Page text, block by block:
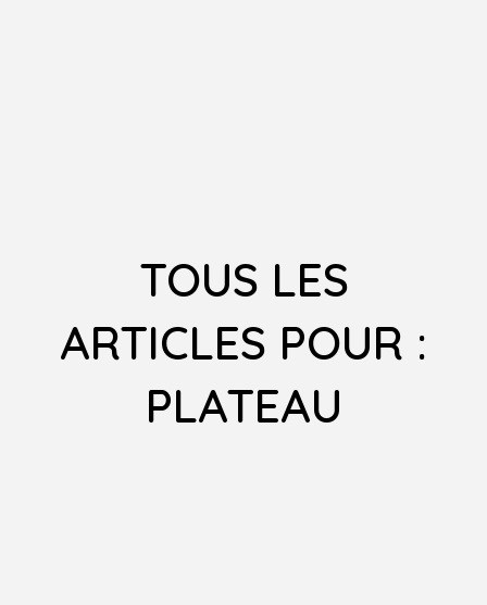
TOUS LES
ARTICLES POUR :
PLATEAU